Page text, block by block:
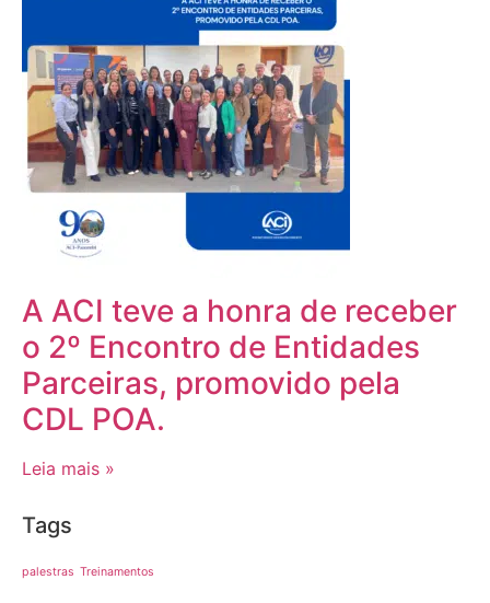
A ACI teve a honra de receber
o 2º Encontro de Entidades
Parceiras, promovido pela
CDL POA.
Leia mais »
Tags
palestras Treinamentos